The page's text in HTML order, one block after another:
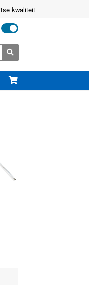
kwaliteit